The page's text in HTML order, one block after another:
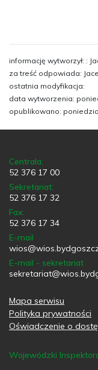
informację wytworzył: :
za treść odpowiada:
ostatnia modyfikacja:
data wytworzenia:
opublikowano:
Centrala:
52 376 17 00
Sekretariat:
52 376 17 32
Fax:
52 376 17 34
E-mail
E-mail - sekretariat
Mapa serwisu
Polityka prywatności
Oświadczenie o
Wojewódzki